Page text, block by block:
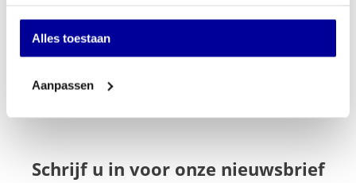
Alles toestaan
Aanpassen
Normering
Schrijf u in voor onze nieuwsbrief